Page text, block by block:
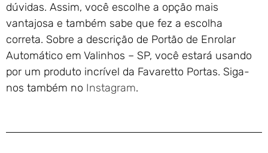
dúvidas. Assim, você escolhe a opção mais
vantajosa e também sabe que fez a escolha
correta. Sobre a descrição de Portão de Enrolar
Automático em Valinhos – SP, você estará usando
por um produto incrível da Favaretto Portas. Siga-
nos também no Instagram.